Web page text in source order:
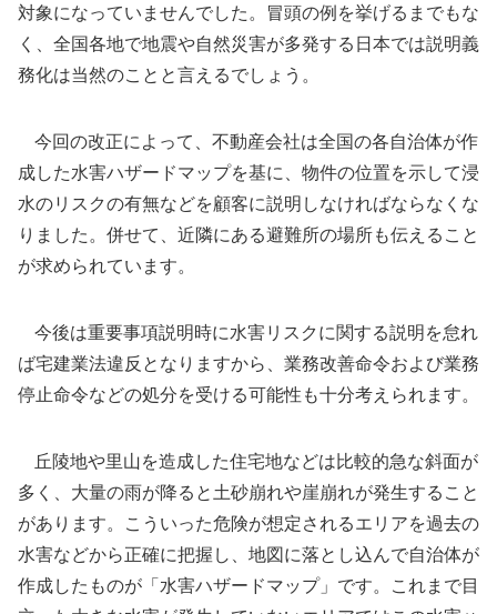
対象になっていませんでした。冒頭の例を挙げるまでもな
く、全国各地で地震や自然災害が多発する日本では説明義
務化は当然のことと言えるでしょう。
今回の改正によって、不動産会社は全国の各自治体が作
成した水害ハザードマップを基に、物件の位置を示して浸
水のリスクの有無などを顧客に説明しなければならなくな
りました。併せて、近隣にある避難所の場所も伝えること
が求められています。
今後は重要事項説明時に水害リスクに関する説明を怠れ
ば宅建業法違反となりますから、業務改善命令および業務
停止命令などの処分を受ける可能性も十分考えられます。
丘陵地や里山を造成した住宅地などは比較的急な斜面が
多く、大量の雨が降ると土砂崩れや崖崩れが発生すること
があります。こういった危険が想定されるエリアを過去の
水害などから正確に把握し、地図に落とし込んで自治体が
作成したものが「水害ハザードマップ」です。これまで目